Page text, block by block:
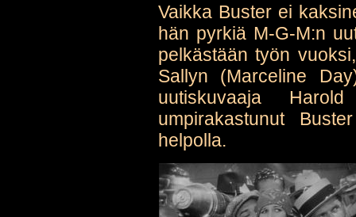
Vaikka Buster ei
hän pyrkiä M-G-M:n
pelkästään työn
Sallyn (Marceline
uutiskuvaaja
umpirakastunut
helpolla.